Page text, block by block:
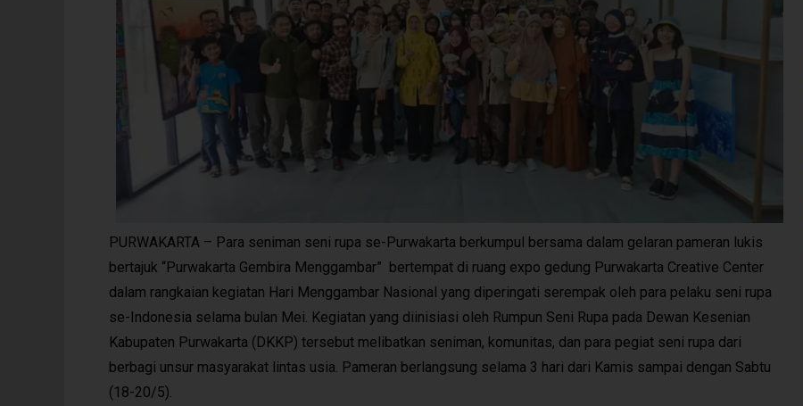
PURWAKARTA – Para seniman seni rupa se-Purwakarta berkumpul bersama dalam gelaran pameran lukis
bertajuk “Purwakarta Gembira Menggambar” bertempat di ruang expo gedung Purwakarta Creative Center
dalam rangkaian kegiatan Hari Menggambar Nasional yang diperingati serempak oleh para pelaku seni rupa
se-Indonesia selama bulan Mei. Kegiatan yang diinisiasi oleh Rumpun Seni Rupa pada Dewan Kesenian
Kabupaten Purwakarta (DKKP) tersebut melibatkan seniman, komunitas, dan para pegiat seni rupa dari
berbagi unsur masyarakat lintas usia. Pameran berlangsung selama 3 hari dari Kamis sampai dengan Sabtu
(18-20/5).